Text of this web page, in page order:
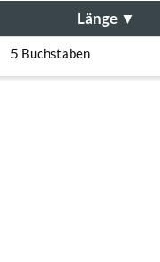
Länge ▼
5 Buchstaben